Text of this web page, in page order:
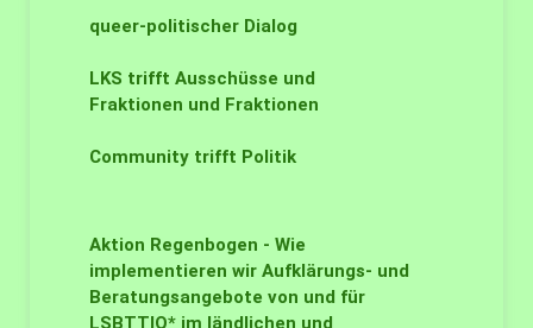
queer-politischer Dialog
LKS trifft Ausschüsse und
Fraktionen und Fraktionen
Community trifft Politik
Aktion Regenbogen - Wie
implementieren wir Aufklärungs- und
Beratungsangebote von und für